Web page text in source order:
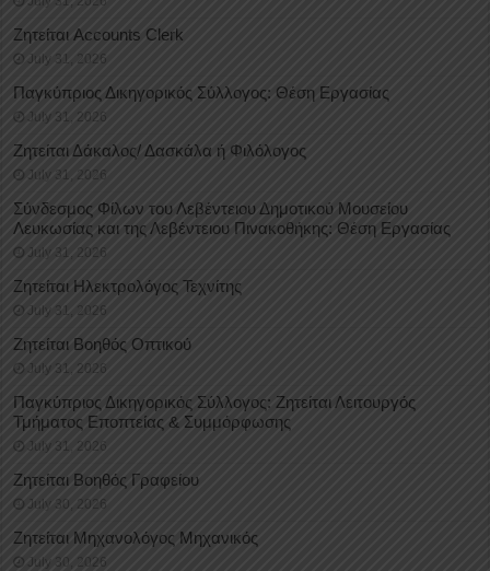
Ζητείται Accounts Clerk
July 31, 2026
Παγκύπριος Δικηγορικός Σύλλογος: Θέση Εργασίας
July 31, 2026
Ζητείται Δάκαλος/ Δασκάλα ή Φιλόλογος
July 31, 2026
Σύνδεσμος Φίλων του Λεβέντειου Δημοτικού Μουσείου
Λευκωσίας και της Λεβέντειου Πινακοθήκης: Θέση Εργασίας
July 31, 2026
Ζητείται Ηλεκτρολόγος Τεχνίτης
July 31, 2026
Ζητείται Βοηθός Οπτικού
July 31, 2026
Παγκύπριος Δικηγορικός Σύλλογος: Ζητείται Λειτουργός
Τμήματος Εποπτείας & Συμμόρφωσης
July 31, 2026
Ζητείται Βοηθός Γραφείου
July 30, 2026
Ζητείται Μηχανολόγος Μηχανικός
July 30, 2026